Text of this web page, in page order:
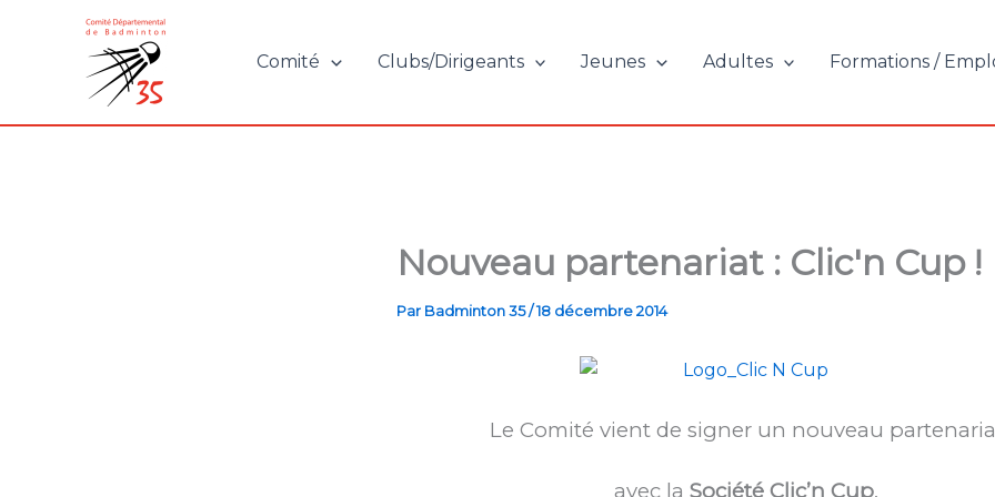
Comité Clubs/Dirigeants Jeunes Adultes Formations /
Nouveau partenariat : Clic'n Cup !
Par Badminton 35/18 décembre 2014
Le Comité vient de signer un nouveau
avec la Société Clic’n Cup.